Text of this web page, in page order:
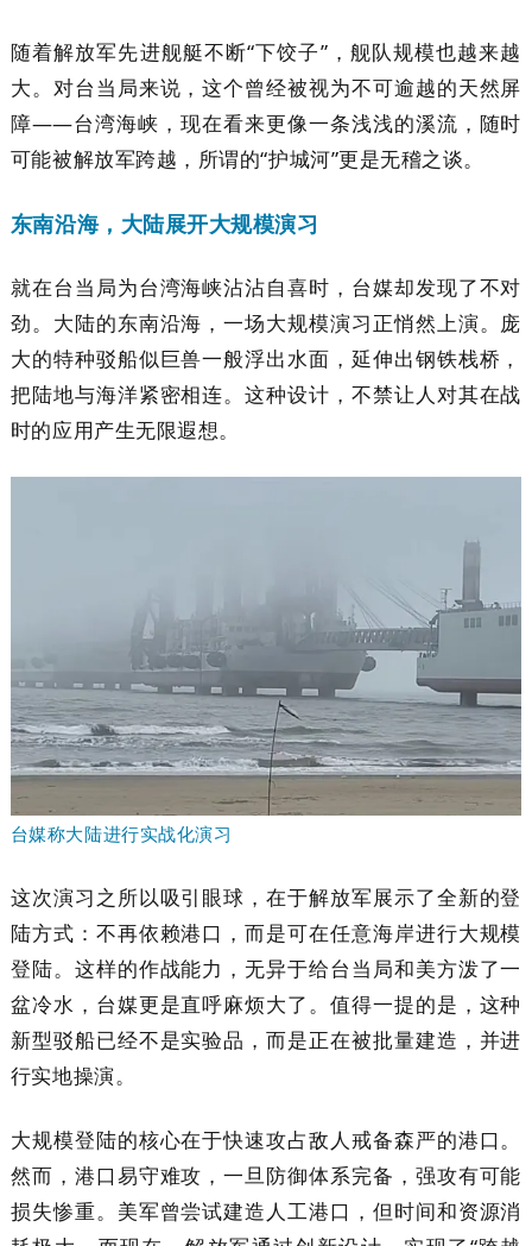
随着解放军先进舰艇不断“下饺子”，舰队规模也越来越
大。对台当局来说，这个曾经被视为不可逾越的天然屏
障——台湾海峡，现在看来更像一条浅浅的溪流，随时
可能被解放军跨越，所谓的“护城河”更是无稽之谈。
东南沿海，大陆展开大规模演习
就在台当局为台湾海峡沾沾自喜时，台媒却发现了不对
劲。大陆的东南沿海，一场大规模演习正悄然上演。庞
大的特种驳船似巨兽一般浮出水面，延伸出钢铁栈桥，
把陆地与海洋紧密相连。这种设计，不禁让人对其在战
时的应用产生无限遐想。
台媒称大陆进行实战化演习
这次演习之所以吸引眼球，在于解放军展示了全新的登
陆方式：不再依赖港口，而是可在任意海岸进行大规模
登陆。这样的作战能力，无异于给台当局和美方泼了一
盆冷水，台媒更是直呼麻烦大了。值得一提的是，这种
新型驳船已经不是实验品，而是正在被批量建造，并进
行实地操演。
大规模登陆的核心在于快速攻占敌人戒备森严的港口。
然而，港口易守难攻，一旦防御体系完备，强攻有可能
损失惨重。美军曾尝试建造人工港口，但时间和资源消